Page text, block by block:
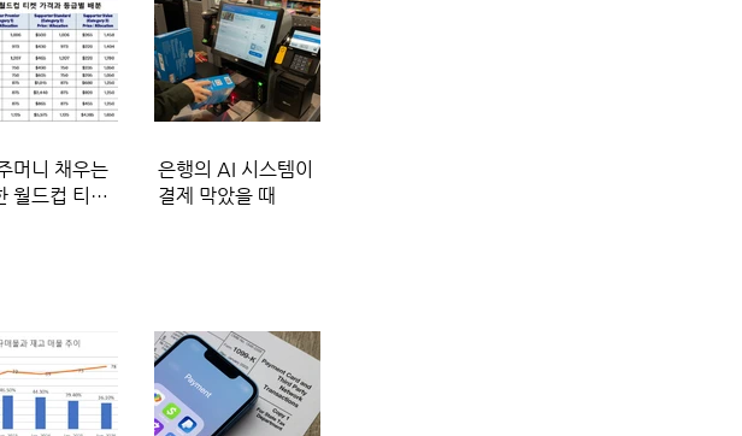
머니 채우는
월드컵 티켓
은행의 AI 시스템이
결제 막았을 때